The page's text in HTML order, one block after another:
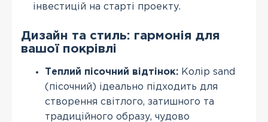
інвестицій на старті проекту.
Дизайн та стиль: гармонія для
вашої покрівлі
Теплий пісочний відтінок: Колір sand
(пісочний) ідеально підходить для
створення світлого, затишного та
традиційного образу, чудово